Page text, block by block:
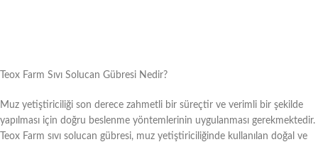
Teox Farm Sıvı Solucan Gübresi Nedir?
Muz yetiştiriciliği son derece zahmetli bir süreçtir ve verimli bir şekilde
yapılması için doğru beslenme yöntemlerinin uygulanması gerekmektedir.
Teox Farm sıvı solucan gübresi, muz yetiştiriciliğinde kullanılan doğal ve